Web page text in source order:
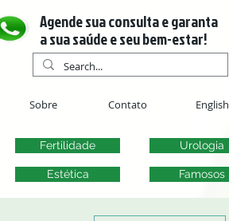
Agende sua consulta e garanta
a sua saúde e seu bem-estar!
Sobre Contato English
Fertilidade
Estética
Urologia
Famosos